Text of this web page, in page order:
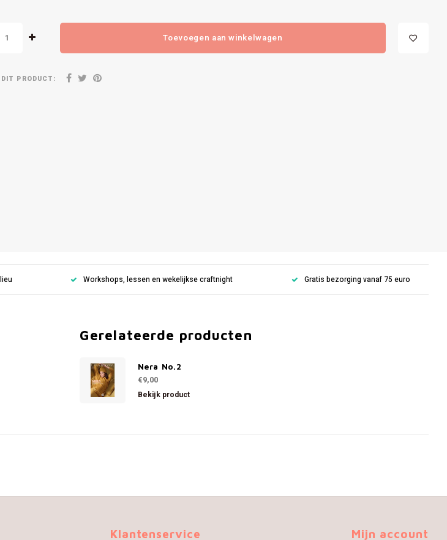
Toevoegen aan winkelwagen
PRODUCT:
Workshops, lessen en wekelijkse craftnight Gratis bezorging vanaf 75 euro
Gerelateerde producten
Nera No.2
€9,00
Bekijk product
Klantenservice Mijn account